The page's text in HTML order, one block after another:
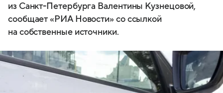
из Санкт-Петербурга Валентины Кузнецовой,
сообщает «РИА Новости» со ссылкой
на собственные источники.